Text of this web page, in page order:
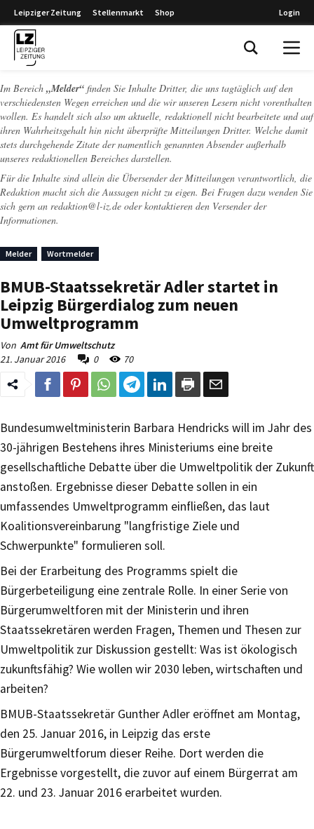
Leipziger Zeitung Stellenmarkt Shop Login
Im Bereich „Melder“ finden Sie Inhalte Dritter, die uns tagtäglich auf den
verschiedensten Wegen erreichen und die wir unseren Lesern nicht vorenthalten
wollen. Es handelt sich also um aktuelle, redaktionell nicht bearbeitete und auf
ihren Wahrheitsgehalt hin nicht überprüfte Mitteilungen Dritter. Welche damit
stets durchgehende Zitate der namentlich genannten Absender außerhalb
unseres redaktionellen Bereiches darstellen.
Für die Inhalte sind allein die Übersender der Mitteilungen verantwortlich, die
Redaktion macht sich die Aussagen nicht zu eigen. Bei Fragen dazu wenden Sie
sich gern an redaktion@l-iz.de oder kontaktieren den Versender der
Informationen.
Melder Wortmelder
BMUB-Staatssekretär Adler startet in
Leipzig Bürgerdialog zum neuen
Umweltprogramm
Von Amt für Umweltschutz
21. Januar 2016
0 70
Bundesumweltministerin Barbara Hendricks will im Jahr des
30-jährigen Bestehens ihres Ministeriums eine breite
gesellschaftliche Debatte über die Umweltpolitik der Zukunft
anstoßen. Ergebnisse dieser Debatte sollen in ein
umfassendes Umweltprogramm einfließen, das laut
Koalitionsvereinbarung "langfristige Ziele und
Schwerpunkte" formulieren soll.
Bei der Erarbeitung des Programms spielt die
Bürgerbeteiligung eine zentrale Rolle. In einer Serie von
Bürgerumweltforen mit der Ministerin und ihren
Staatssekretären werden Fragen, Themen und Thesen zur
Umweltpolitik zur Diskussion gestellt: Was ist ökologisch
zukunftsfähig? Wie wollen wir 2030 leben, wirtschaften und
arbeiten?
BMUB-Staatssekretär Gunther Adler eröffnet am Montag,
den 25. Januar 2016, in Leipzig das erste
Bürgerumweltforum dieser Reihe. Dort werden die
Ergebnisse vorgestellt, die zuvor auf einem Bürgerrat am
22. und 23. Januar 2016 erarbeitet wurden.